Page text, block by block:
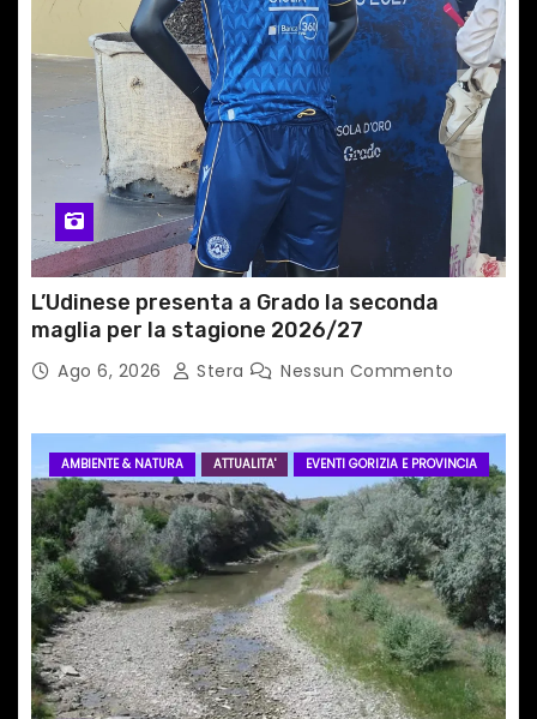
i
c
l
i
L’Udinese presenta a Grado la seconda
maglia per la stagione 2026/27
Ago 6, 2026 Stera Nessun Commento
AMBIENTE & NATURA ATTUALITA' EVENTI GORIZIA E PROVINCIA